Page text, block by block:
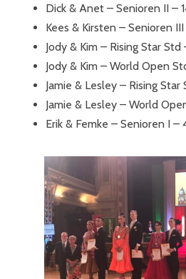
Dick & Anet – Senioren II –
Kees & Kirsten – Senioren
Jody & Kim – Rising Star Std
Jody & Kim – World Open
Jamie & Lesley – Rising Star
Jamie & Lesley – World
Erik & Femke – Senioren I –